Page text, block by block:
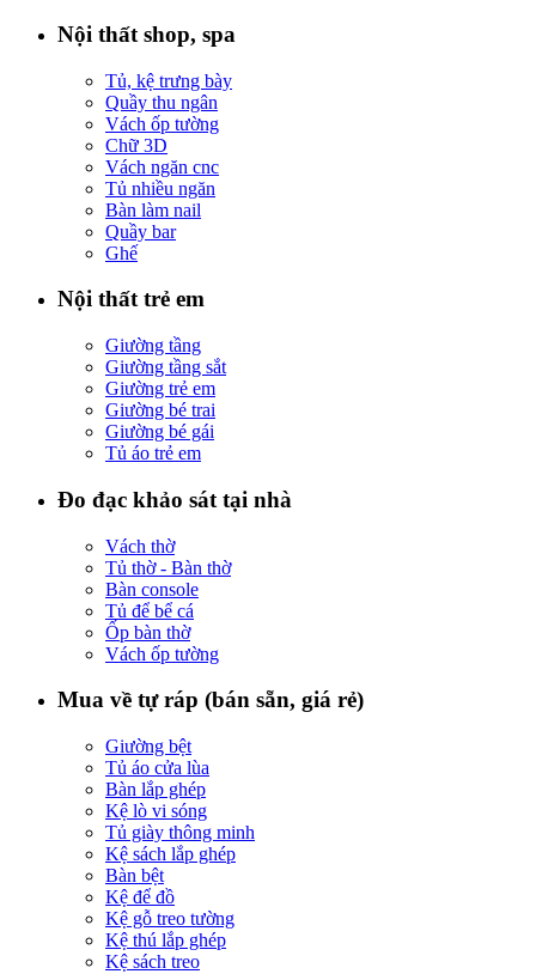
Nội thất shop, spa
Tủ, kệ trưng bày
Quầy thu ngân
Vách ốp tường
Chữ 3D
Vách ngăn cnc
Tủ nhiều ngăn
Bàn làm nail
Quầy bar
Ghế
Nội thất trẻ em
Giường tầng
Giường tầng sắt
Giường trẻ em
Giường bé trai
Giường bé gái
Tủ áo trẻ em
Đo đạc khảo sát tại nhà
Vách thờ
Tủ thờ - Bàn thờ
Bàn console
Tủ để bể cá
Ốp bàn thờ
Vách ốp tường
Mua về tự ráp (bán sẵn, giá rẻ)
Giường bệt
Tủ áo cửa lùa
Bàn lắp ghép
Kệ lò vi sóng
Tủ giày thông minh
Kệ sách lắp ghép
Bàn bệt
Kệ để đồ
Kệ gỗ treo tường
Kệ thú lắp ghép
Kệ sách treo